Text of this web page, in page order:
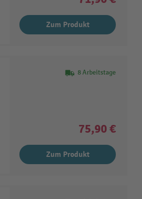
Zum Produkt
8 Arbeitstage
75,90 €
Zum Produkt